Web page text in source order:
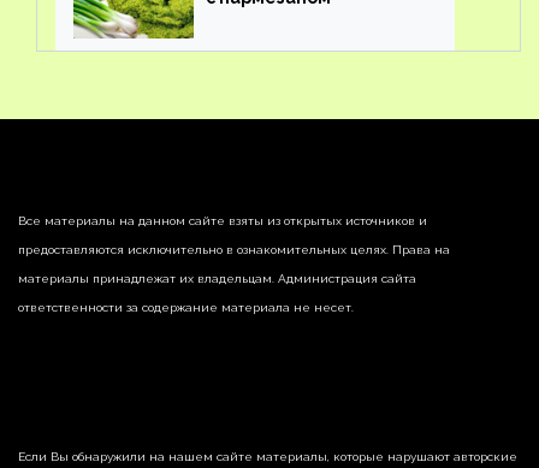
Все материалы на данном сайте взяты из открытых источников и
предоставляются исключительно в ознакомительных целях. Права на
материалы принадлежат их владельцам. Администрация сайта
ответственности за содержание материала не несет.
Если Вы обнаружили на нашем сайте материалы, которые нарушают авторские